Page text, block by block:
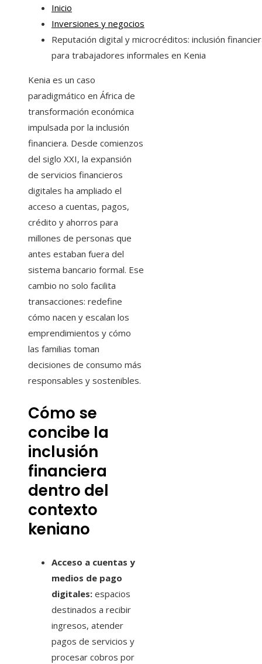
Inicio
Inversiones y negocios
Reputación digital y microcréditos: inclusión
para trabajadores informales en Kenia
Kenia es un caso
paradigmático en África de
transformación económica
impulsada por la inclusión
financiera. Desde comienzos
del siglo XXI, la expansión
de servicios financieros
digitales ha ampliado el
acceso a cuentas, pagos,
crédito y ahorros para
millones de personas que
antes estaban fuera del
sistema bancario formal. Ese
cambio no solo facilita
transacciones: redefine
cómo nacen y escalan los
emprendimientos y cómo
las familias toman
decisiones de consumo más
responsables y sostenibles.
Cómo se
concibe la
inclusión
financiera
dentro del
contexto
keniano
Acceso a cuentas y
medios de pago
digitales: espacios
destinados a recibir
ingresos, atender
pagos de servicios y
procesar cobros por